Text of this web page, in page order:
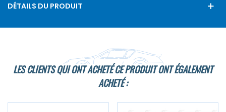
DÉTAILS DU PRODUIT
LES CLIENTS QUI ONT ACHETÉ CE PRODUIT ONT ÉGALEMENT
ACHETÉ :